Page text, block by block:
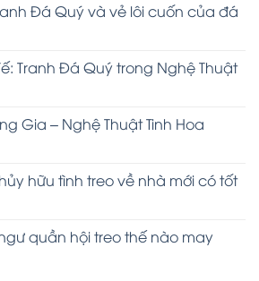
Đá Quý và vẻ lôi cuốn của đá
Tranh Đá Quý trong Nghệ Thuật
Gia – Nghệ Thuật Tinh Hoa
hữu tình treo về nhà mới có tốt
quần hội treo thế nào may